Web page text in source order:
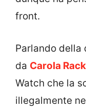
front.
Parlando della
da Carola
Watch che la
illegalmente